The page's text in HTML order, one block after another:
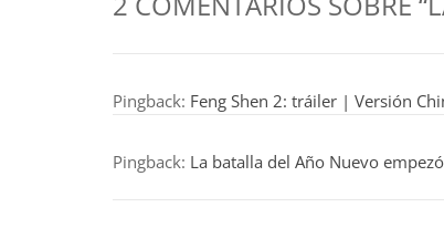
Pingback: Feng Shen 2: tráiler | Versión
Pingback: La batalla del Año Nuevo